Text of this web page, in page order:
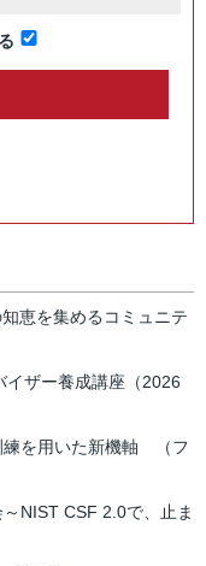
恵を集めるコミュニテ
イザー養成講座（2026
練を用いた新機軸 （フ
NIST CSF 2.0で、止ま